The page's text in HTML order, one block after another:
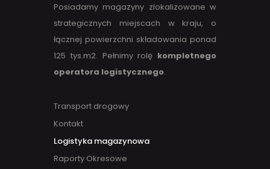
Posiadamy magazyny zlokalizowane w
strategicznych miejscach w kraju, o
łącznej powierzchni składowania ponad
125 tys.m2. Pełnimy rolę kompletnego
operatora logistycznego.
Transport drogowy
Kontakt
Logistyka magazynowa
Raporty Okresowe